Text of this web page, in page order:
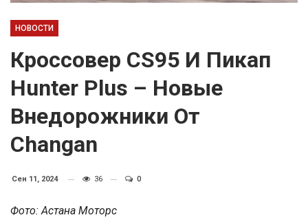
НОВОСТИ
Кроссовер CS95 И Пикап
Hunter Plus – Новые
Внедорожники От
Changan
Сен 11, 2024 36 0
Фото: Астана Моторс